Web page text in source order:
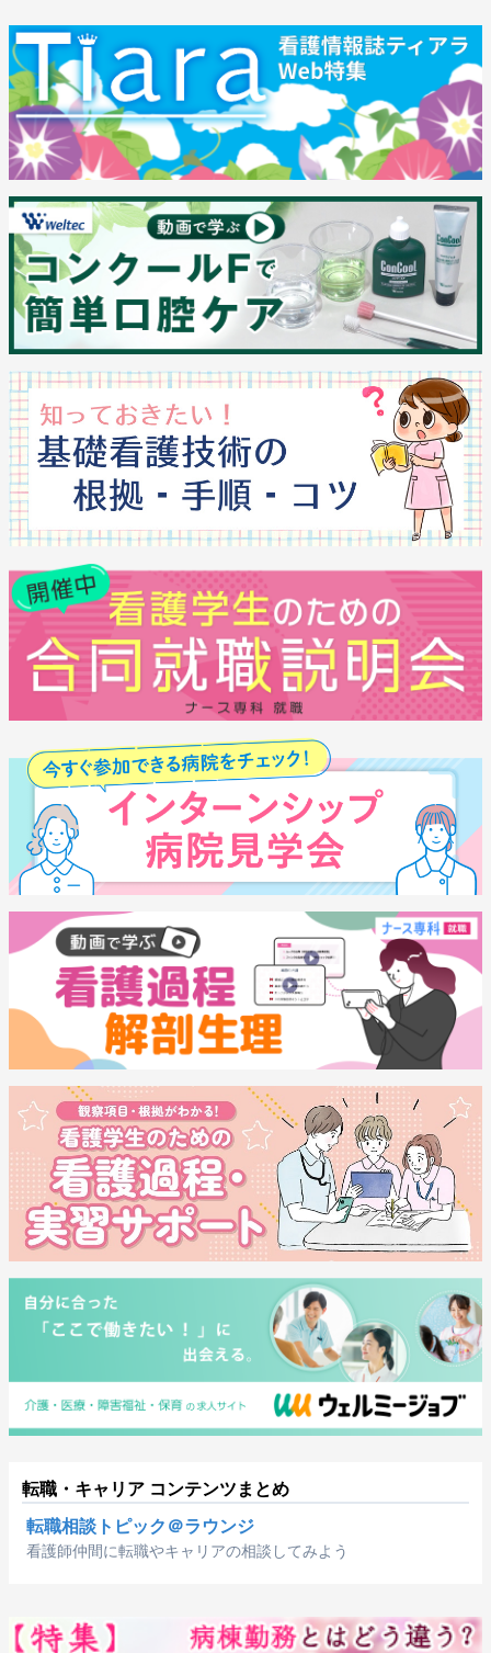
転職・キャリア コンテンツまとめ
転職相談トピック＠ラウンジ
看護師仲間に転職やキャリアの相談してみよう